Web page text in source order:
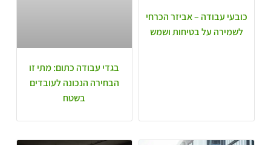
כובעי עבודה – אביזר הכרחי
לשמירה על בטיחות ושמש
בגדי עבודה כתום: מתי זו
הבחירה הנכונה לעובדים
בשטח